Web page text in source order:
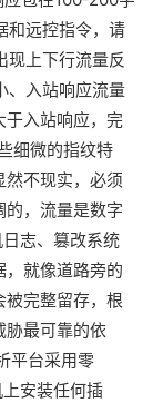
和远控指令，请
上下行流量反
入站响应流量
于入站响应，完
细微的指纹特
不现实，必须
，流量是数字
志、篡改系统
就像道路旁的
完整留存，根
胁最可靠的依
平台采用零
安装任何插